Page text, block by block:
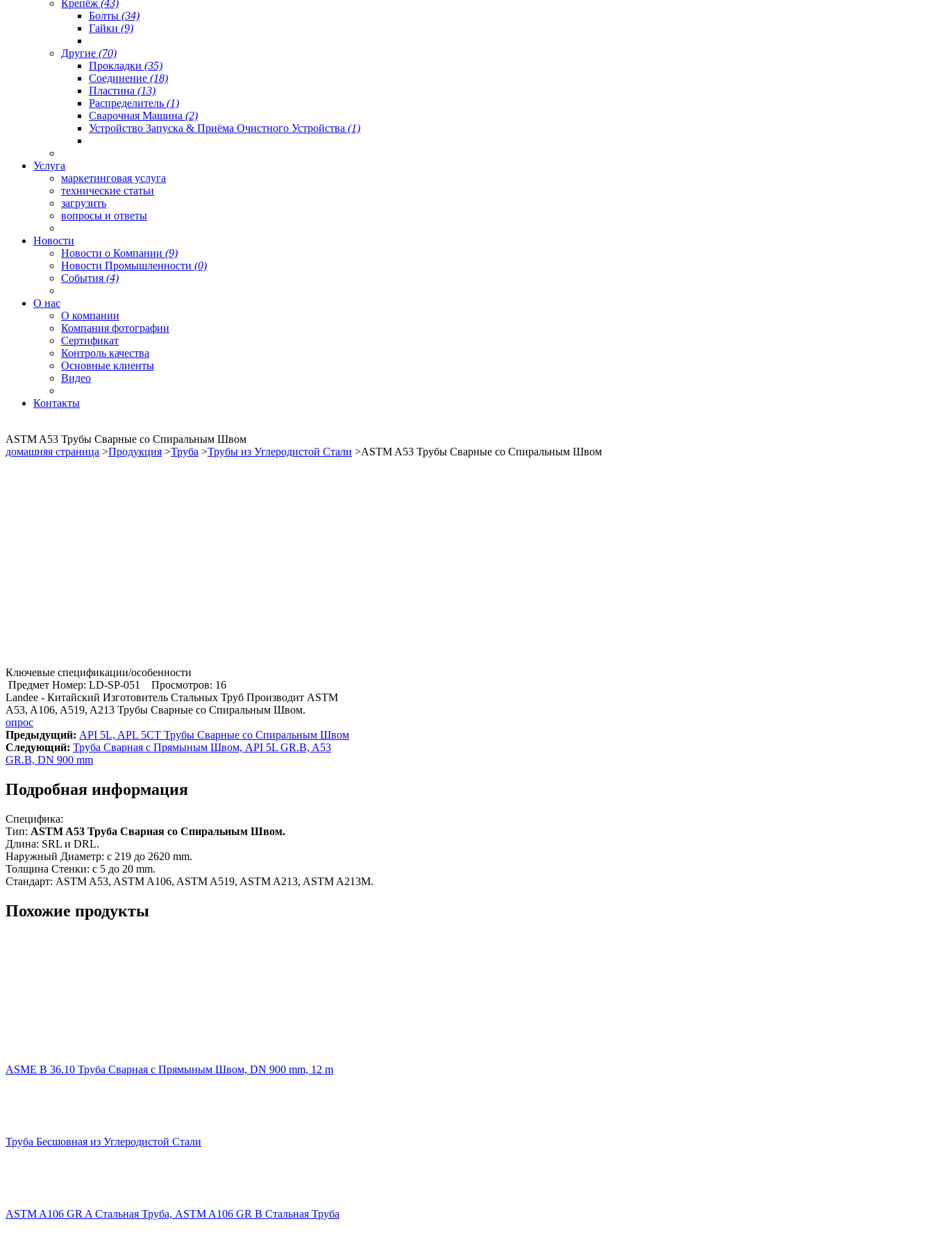
Крепёж (43)
Болты (34)
Гайки (9)
Другие (70)
Прокладки (35)
Соединение (18)
Пластина (13)
Распределитель (1)
Сварочная Машина (2)
Устройство Запуска & Приёма Очистного Устройства (1)
Услуга
маркетинговая услуга
технические статьи
загрузить
вопросы и ответы
Новости
Новости о Компании (9)
Новости Промышленности (0)
События (4)
О нас
О компании
Компания фотографии
Сертификат
Контроль качества
Основные клиенты
Видео
Контакты
ASTM A53 Трубы Сварные со Спиральным Швом
домашняя страница >Продукция >Труба >Трубы из Углеродистой Стали >ASTM A53 Трубы Сварные со Спиральным Швом
Ключевые спецификации/особенности
Предмет Номер: LD-SP-051
Просмотров: 16
Landee - Китайский Изготовитель Стальных Труб Производит ASTM
A53, A106, A519, A213 Трубы Сварные со Спиральным Швом.
опрос
Предыдущий: API 5L, APL 5CT Трубы Сварные со Спиральным Швом
Cледующий: Труба Сварная с Прямыным Швом, API 5L GR.B, A53
GR.B, DN 900 mm
Подробная информация
Специфика:
Тип: ASTM A53 Труба Сварная со Спиральным Швом.
Длина: SRL и DRL.
Наружный Диаметр: с 219 дo 2620 mm.
Толщина Стенки: с 5 до 20 mm.
Стандарт: ASTM A53, ASTM A106, ASTM A519, ASTM A213, ASTM A213M.
Похожие продукты
ASME B 36.10 Труба Сварная с Прямыным Швом, DN 900 mm, 12 m
Труба Бесшовная из Углеродистой Стали
ASTM A106 GR A Стальная Труба, ASTM A106 GR B Стальная Труба